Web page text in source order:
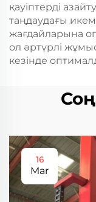
қауіптерді
таңдаудағы
жағдайларына
ол әртүрлі
кезінде
16
Mar